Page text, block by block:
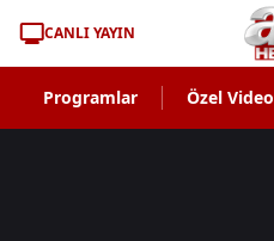
CANLI YAYIN
Programlar Özel Video